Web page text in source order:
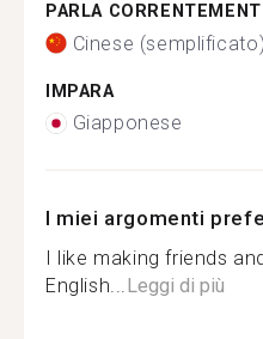
PARLA
Cinese
IMPARA
Giapponese
I miei argomenti
I like making friends
English...Leggi di più